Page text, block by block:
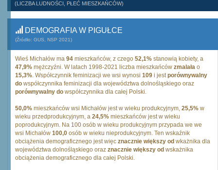
(LICZBA LUDNOŚCI, PŁEĆ MIESZKAŃCÓW)
DEMOGRAFIA W PIGUŁCE
(Źródło: GUS, NSP 2021)
Wieś Michałów ma 94 mieszkańców, z czego 52,1% stanowią kobiety, a
47,9% mężczyźni. W latach 1998-2021 liczba mieszkańców zmalała o
15,3%. Współczynnik feminizacji we wsi wynosi 109 i jestporównywalny
do współczynnika feminizacji dla województwa dolnośląskiego oraz
porównywalny do współczynnika dla całej Polski.
50,0% mieszkańców wsi Michałów jest w wieku produkcyjnym, 25,5% w
wieku przedprodukcyjnym, a 24,5% mieszkańców jest w wieku
poprodukcyjnym. Na 100 osób w wieku produkcyjnym przypada we we
wsi Michałów 100,0 osób w wieku nieprodukcyjnym. Ten wskaźnik
obciążenia demograficznego jest więc znacznie większy od wkażnika dla
województwa dolnośląskiego oraz znacznie większy od wskażnika
obciążenia demograficznego dla całej Polski.